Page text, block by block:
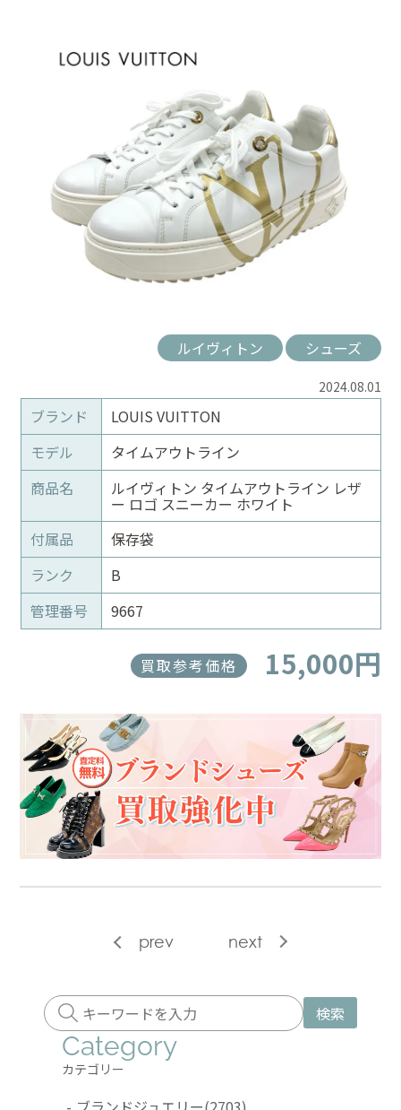
ルイヴィトン シューズ
2024.08.01
ブランド
LOUIS VUITTON
モデル
タイムアウトライン
商品名
ルイヴィトン タイムアウトライン レザ
ー ロゴ スニーカー ホワイト
付属品
保存袋
ランク
B
管理番号
9667
買取参考価格 15,000円
prev next
検索
Category
カテゴリー